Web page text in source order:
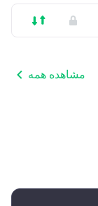
مشاهده همه